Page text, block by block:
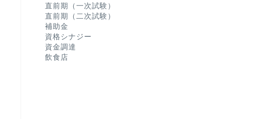
直前期（一次試験）
直前期（二次試験）
補助金
資格シナジー
資金調達
飲食店